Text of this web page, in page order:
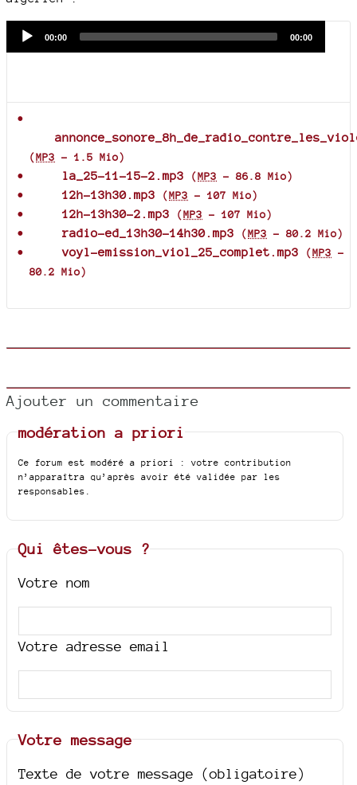
Current
00:00
Total
00:00
(MP3 - 1.5 Mio)
la_25-11-15-2.mp3 (MP3 - 86.8 Mio)
12h-13h30.mp3 (MP3 - 107 Mio)
12h-13h30-2.mp3 (MP3 - 107 Mio)
radio-ed_13h30-14h30.mp3 (MP3 - 80.2 Mio)
voyl-emission_viol_25_complet.mp3 (MP3 -
80.2 Mio)
Ajouter un commentaire
modération a priori
Ce forum est modéré a priori : votre contribution
n’apparaîtra qu’après avoir été validée par les
responsables.
Qui êtes-vous ?
Votre nom
Votre adresse email
Votre message
Texte de votre message (obligatoire)